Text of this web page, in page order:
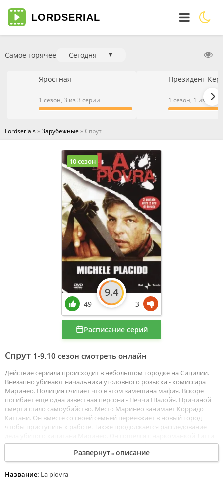
LORDSERIAL
Самое горячее Сегодня ▼
Яростная
1 сезон, 3 из 3 серии
Президент
1 сезон, 1 из 1
Lordserials»Зарубежные » Спрут
Спрут 1-9,10 сезон смотреть онлайн
Действие сериала происходит в небольшом городке на Сицилии.
Внезапно убивают начальника уголовного розыска - комиссара
Маринео. Полиция считает что в этом замешана мафия. Вскоре
погибает еще одна известная персона - Печчи Шалойя. Причиной
смерти стало самоубийство. Место Маринео занимает Коррадо
Каттани. Он вместе со своей семьей переезжает в новый город
чтобы приступить к работе. Также продолжается расследование
Печчи Шалойя, не желая этого Коррадо влюбляется в нее. Но
работа важнее всего и вскоре она совершает новое открытие.
Обнаруживается связь между гибелью маркизы аристократки и
комиссара.
Развернуть описание
Название: La piovra
10 сезон
49
9.4
3
Расписание серий